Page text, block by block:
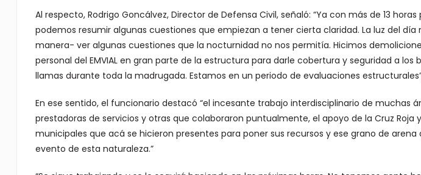
Al respecto, Rodrigo Goncálvez, Director de Defensa Civil, señaló: “Ya con más de 13
podemos resumir algunas cuestiones que empiezan a tener cierta claridad. La luz del
manera- ver algunas cuestiones que la nocturnidad no nos permitía. Hicimos
personal del EMVIAL en gran parte de la estructura para darle cobertura y seguridad a los
llamas durante toda la madrugada. Estamos en un periodo de evaluaciones
En ese sentido, el funcionario destacó “el incesante trabajo interdisciplinario de muchas
prestadoras de servicios y otras que colaboraron puntualmente, el apoyo de la Cruz Roja
municipales que acá se hicieron presentes para poner sus recursos y ese grano de
evento de esta naturaleza.”